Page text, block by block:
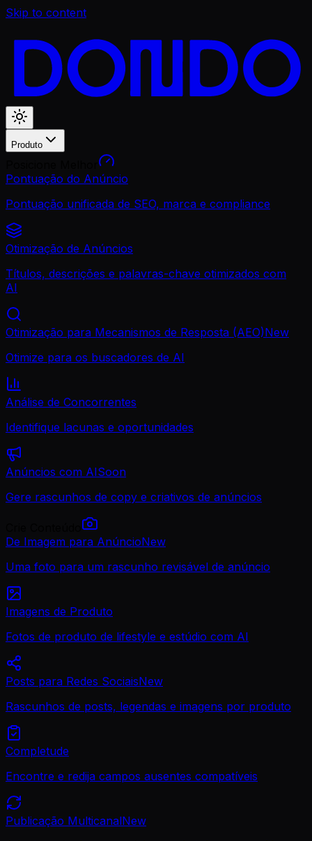
Skip to content
Produto
Pontuação do Anúncio
Pontuação unificada de SEO, marca e compliance
Otimização de Anúncios
Títulos, descrições e palavras-chave otimizados com
AI
Otimização para Mecanismos de Resposta (AEO)New
Otimize para os buscadores de AI
Análise de Concorrentes
Identifique lacunas e oportunidades
Anúncios com AISoon
Gere rascunhos de copy e criativos de anúncios
De Imagem para AnúncioNew
Uma foto para um rascunho revisável de anúncio
Imagens de Produto
Fotos de produto de lifestyle e estúdio com AI
Posts para Redes SociaisNew
Rascunhos de posts, legendas e imagens por produto
Completude
Encontre e redija campos ausentes compatíveis
Publicação MulticanalNew